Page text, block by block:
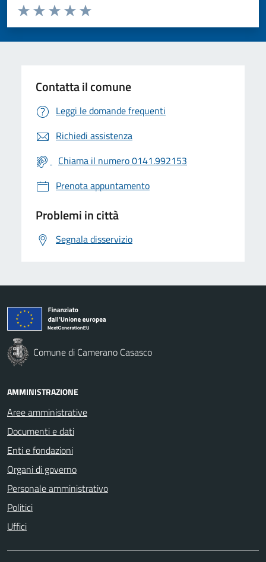
Valuta da 1 a 5 stelle la pagina
Valuta 5 stelle su 5
Valuta 4 stelle su 5
Valuta 3 stelle su 5
Valuta 2 stelle su 5
Valuta 1 stelle su 5
Contatta il comune
Leggi le domande frequenti
Richiedi assistenza
Chiama il numero 0141.992153
Prenota appuntamento
Problemi in città
Segnala disservizio
Comune di Camerano Casasco
AMMINISTRAZIONE
Aree amministrative
Documenti e dati
Enti e fondazioni
Organi di governo
Personale amministrativo
Politici
Uffici